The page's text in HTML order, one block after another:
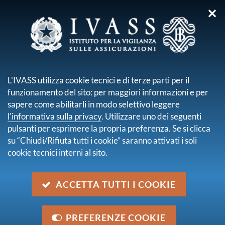
sei qui:
PROVE DI IDONEITÀ
CONCLUSE
Si riportano di seguito i documenti delle passate
intermediari assicurativi e riassicurativi.
Tutti i documenti relativi a questa pagina sono
disponibili solo nella versione italiana.
✕
L'IVASS utilizza cookie tecnici e di terze parti per il
funzionamento del sito: per maggiori informazioni e per
sapere come abilitarli in modo selettivo leggere
l'informativa sulla privacy. Utilizzare uno dei seguenti
pulsanti per esprimere la propria preferenza. Se si clicca
su “Chiudi/Rifiuta tutti i cookie” saranno attivati i soli
cookie tecnici interni al sito.
ACCETTA TUTTI I COOKIE
PREFERENZE COOKIE